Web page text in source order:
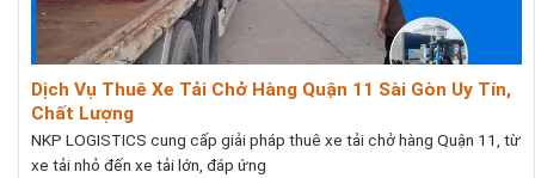
Dịch Vụ Thuê Xe Tải Chở Hàng Quận 11 Sài Gòn Uy Tín,
Chất Lượng
NKP LOGISTICS cung cấp giải pháp thuê xe tải chở hàng Quận 11, từ
xe tải nhỏ đến xe tải lớn, đáp ứng